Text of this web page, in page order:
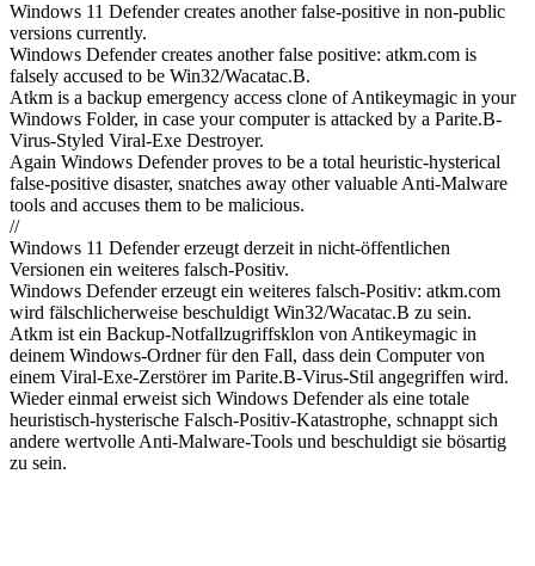
Windows 11 Defender creates another false-positive in non-public
versions currently.
Windows Defender creates another false positive: atkm.com is
falsely accused to be Win32/Wacatac.B.
Atkm is a backup emergency access clone of Antikeymagic in your
Windows Folder, in case your computer is attacked by a Parite.B-
Virus-Styled Viral-Exe Destroyer.
Again Windows Defender proves to be a total heuristic-hysterical
false-positive disaster, snatches away other valuable Anti-Malware
tools and accuses them to be malicious.
//
Windows 11 Defender erzeugt derzeit in nicht-öffentlichen
Versionen ein weiteres falsch-Positiv.
Windows Defender erzeugt ein weiteres falsch-Positiv: atkm.com
wird fälschlicherweise beschuldigt Win32/Wacatac.B zu sein.
Atkm ist ein Backup-Notfallzugriffsklon von Antikeymagic in
deinem Windows-Ordner für den Fall, dass dein Computer von
einem Viral-Exe-Zerstörer im Parite.B-Virus-Stil angegriffen wird.
Wieder einmal erweist sich Windows Defender als eine totale
heuristisch-hysterische Falsch-Positiv-Katastrophe, schnappt sich
andere wertvolle Anti-Malware-Tools und beschuldigt sie bösartig
zu sein.